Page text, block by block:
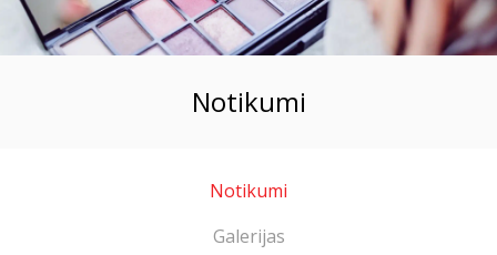
notikumi
Notikumi
Galerijas